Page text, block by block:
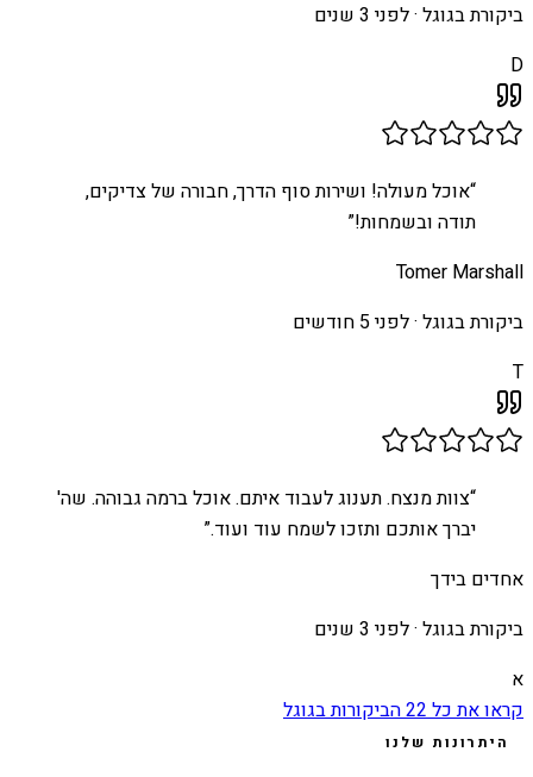
ביקורת בגוגל ·לפני 3 שנים
D
“אוכל מעולה! ושירות סוף הדרך, חבורה של צדיקים,
תודה ובשמחות!”
Tomer Marshall
ביקורת בגוגל ·לפני 5 חודשים
T
“צוות מנצח. תענוג לעבוד איתם. אוכל ברמה גבוהה. שה'
יברך אותכם ותזכו לשמח עוד ועוד.”
אחדים בידך
ביקורת בגוגל ·לפני 3 שנים
א
קראו את כל22הביקורות בגוגל
היתרונות שלנו